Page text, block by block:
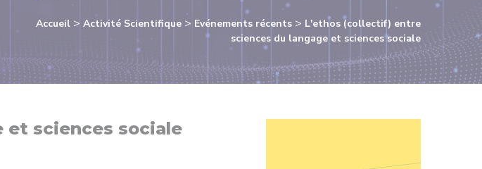
Accueil > Activité Scientifique > Evénements récents > L'ethos (collectif) entre
sciences du langage et sciences sociale
et sciences sociale